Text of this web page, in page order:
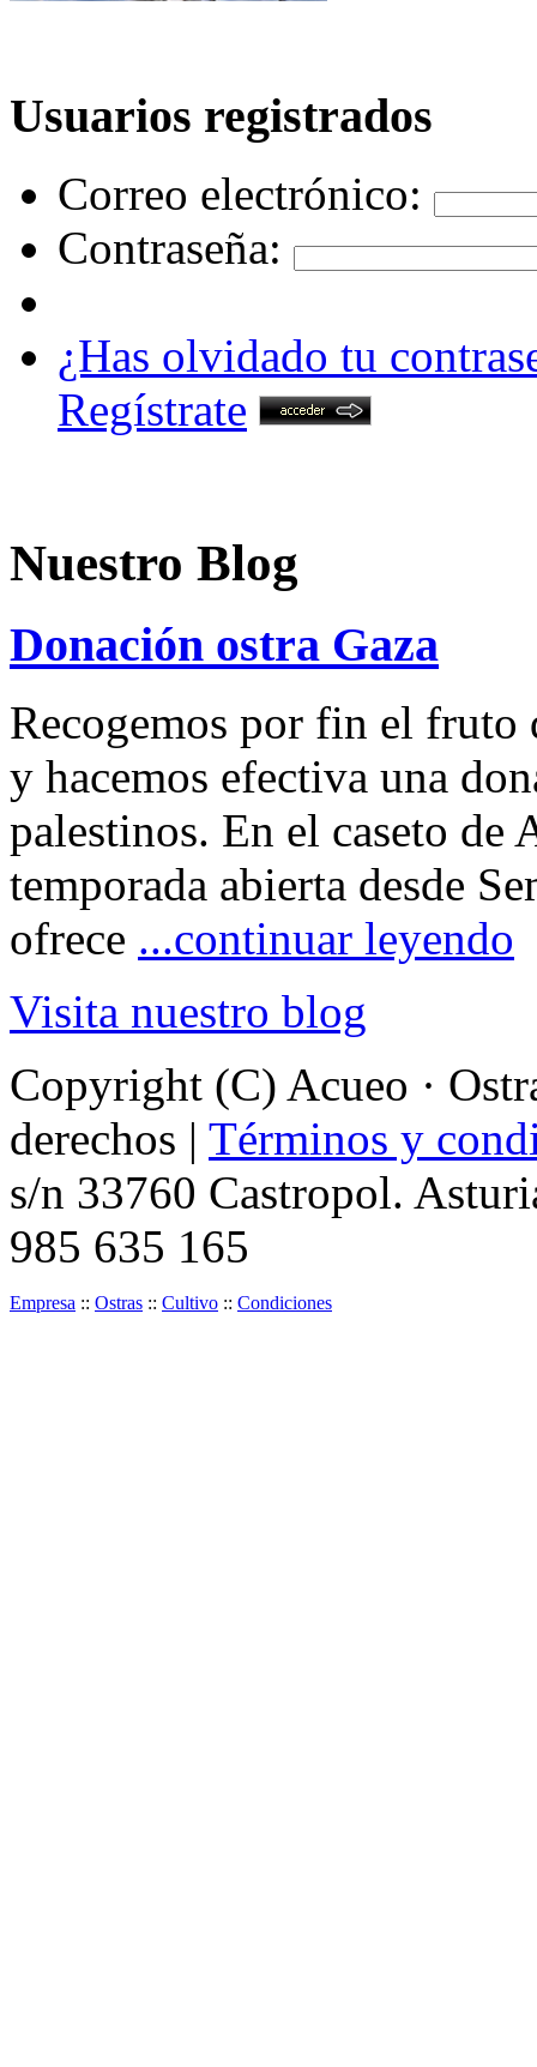
Usuarios registrados
Correo electrónico:
Contraseña:
¿Has olvidado tu
Regístrate
Nuestro Blog
Donación ostra Gaza
Recogemos por fin el fruto
y hacemos efectiva una
palestinos. En el caseto de
temporada abierta desde
ofrece ...continuar leyendo
Visita nuestro blog
Copyright (C) Acueo ·
derechos | Términos y
s/n 33760 Castropol.
985 635 165
Empresa :: Ostras :: Cultivo :: Condiciones